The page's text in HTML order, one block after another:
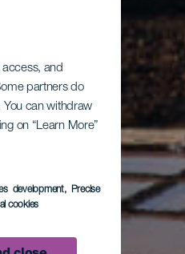
access, and
partners do
You can withdraw
on “Learn More”
development, Precise
cookies